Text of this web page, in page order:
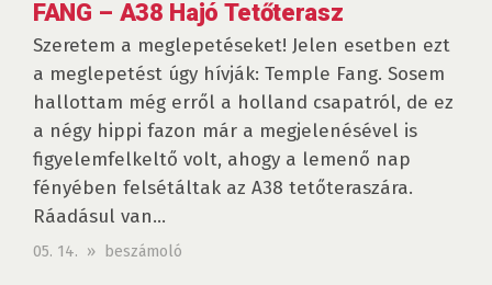
FANG – A38 Hajó Tetőterasz
Szeretem a meglepetéseket! Jelen esetben ezt
a meglepetést úgy hívják: Temple Fang. Sosem
hallottam még erről a holland csapatról, de ez
a négy hippi fazon már a megjelenésével is
figyelemfelkeltő volt, ahogy a lemenő nap
fényében felsétáltak az A38 tetőteraszára.
Ráadásul van...
05. 14. » beszámoló